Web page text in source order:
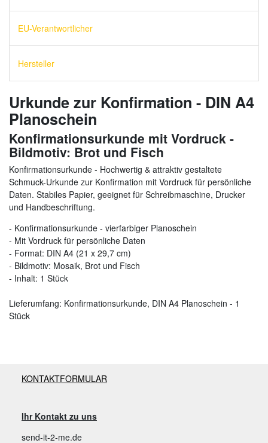
EU-Verantwortlicher
Hersteller
Urkunde zur Konfirmation - DIN A4
Planoschein
Konfirmationsurkunde mit Vordruck -
Bildmotiv: Brot und Fisch
Konfirmationsurkunde - Hochwertig & attraktiv gestaltete
Schmuck-Urkunde zur Konfirmation mit Vordruck für persönliche
Daten. Stabiles Papier, geeignet für Schreibmaschine, Drucker
und Handbeschriftung.
- Konfirmationsurkunde - vierfarbiger Planoschein
- Mit Vordruck für persönliche Daten
- Format: DIN A4 (21 x 29,7 cm)
- Bildmotiv: Mosaik, Brot und Fisch
- Inhalt: 1 Stück
Lieferumfang: Konfirmationsurkunde, DIN A4 Planoschein - 1
Stück
KONTAKTFORMULAR
Ihr Kontakt zu uns
send-it-2-me.de